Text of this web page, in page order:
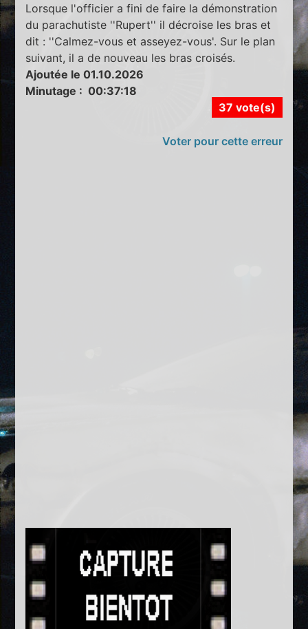
Lorsque l'officier a fini de faire la démonstration
du parachutiste ''Rupert'' il décroise les bras et
dit : ''Calmez-vous et asseyez-vous'. Sur le plan
suivant, il a de nouveau les bras croisés.
Ajoutée le 01.10.2026
Minutage : 00:37:18
37 vote(s)
Voter pour cette erreur